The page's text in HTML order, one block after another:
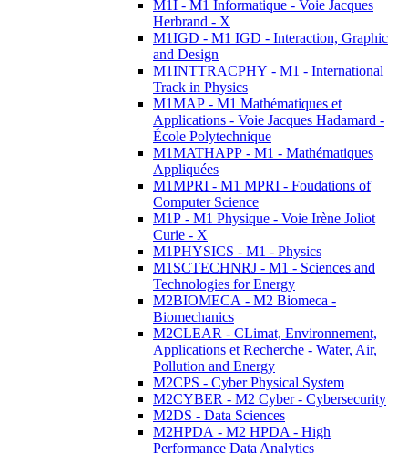
M1I - M1 Informatique - Voie Jacques
Herbrand - X
M1IGD - M1 IGD - Interaction, Graphic
and Design
M1INTTRACPHY - M1 - International
Track in Physics
M1MAP - M1 Mathématiques et
Applications - Voie Jacques Hadamard -
École Polytechnique
M1MATHAPP - M1 - Mathématiques
Appliquées
M1MPRI - M1 MPRI - Foudations of
Computer Science
M1P - M1 Physique - Voie Irène Joliot
Curie - X
M1PHYSICS - M1 - Physics
M1SCTECHNRJ - M1 - Sciences and
Technologies for Energy
M2BIOMECA - M2 Biomeca -
Biomechanics
M2CLEAR - CLimat, Environnement,
Applications et Recherche - Water, Air,
Pollution and Energy
M2CPS - Cyber Physical System
M2CYBER - M2 Cyber - Cybersecurity
M2DS - Data Sciences
M2HPDA - M2 HPDA - High
Performance Data Analytics